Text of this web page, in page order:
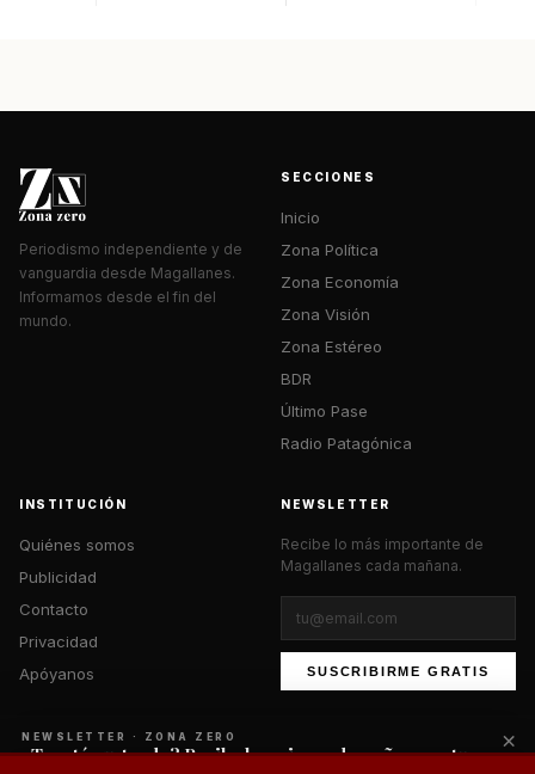
Periodismo independiente y de
vanguardia desde Magallanes.
Informamos desde el fin del
mundo.
SECCIONES
Inicio
Zona Política
Zona Economía
Zona Visión
Zona Estéreo
BDR
Último Pase
Radio Patagónica
INSTITUCIÓN
Quiénes somos
Publicidad
Contacto
Privacidad
Apóyanos
NEWSLETTER
Recibe lo más importante de
Magallanes cada mañana.
SUSCRIBIRME GRATIS
NEWSLETTER · ZONA ZERO
¿Te está gustando? Recibe lo mejor cada mañana en tu
×